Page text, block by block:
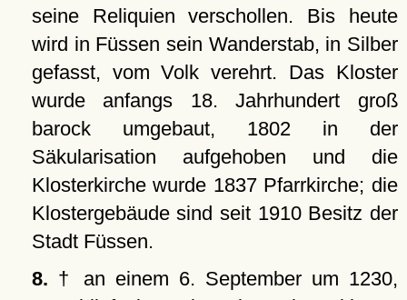
seine Reliquien verschollen. Bis heute
wird in Füssen sein Wanderstab, in Silber
gefasst, vom Volk verehrt. Das Kloster
wurde anfangs 18. Jahrhundert groß
barock umgebaut, 1802 in der
Säkularisation aufgehoben und die
Klosterkirche wurde 1837 Pfarrkirche; die
Klostergebäude sind seit 1910 Besitz der
Stadt Füssen.
8. † an einem 6. September um 1230,